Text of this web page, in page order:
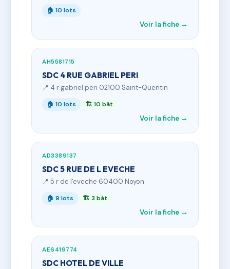
🏠 10 lots
Voir la fiche →
AH5581715
SDC 4 RUE GABRIEL PERI
📍 4 r gabriel peri 02100 Saint-Quentin
🏠 10 lots 🏗 10 bât.
Voir la fiche →
AD3389137
SDC 5 RUE DE L EVECHE
📍 5 r de l'eveche 60400 Noyon
🏠 9 lots 🏗 3 bât.
Voir la fiche →
AE6419774
SDC HOTEL DE VILLE